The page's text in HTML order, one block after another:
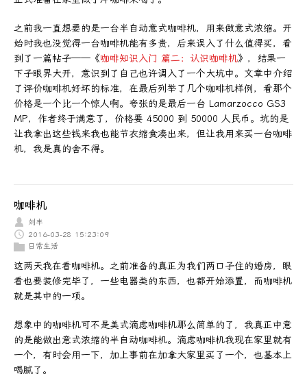
之前我一直想要的是一台半自动意式咖啡机，用来做意式浓缩。开
始时我也没觉得一台咖啡机能有多贵，后来误入了什么值得买，看
到了一篇帖子——《咖啡知识入门 篇二：认识咖啡机》，结果一
下子眼界大开，意识到了自己也许调入了一个大坑中。文章中介绍
了评价咖啡机好坏的标准，在最后列举了几个咖啡机样例，看那个
价格是一个比一个惊人啊。夸张的是最后一台 Lamarzocco GS3
MP，作者终于满意了，价格要 45000 到 50000 人民币。坑的是
让我拿出这些钱来我也能节衣缩食凑出来，但让我用来买一台咖啡
机，我是真的舍不得。
咖啡机
刘丰
2016-03-28 15:23:09
日常生活
这两天我在看咖啡机。之前准备的真正为我们两口子住的婚房，眼
看也要装修完毕了，一些电器类的东西，也都开始添置，而咖啡机
就是其中的一项。
想象中的咖啡机可不是美式滴虑咖啡机那么简单的了，我真正中意
的是能做出意式浓缩的半自动咖啡机。滴虑咖啡机我现在家里就有
一个，有时会用一下，加上事前在加拿大家里买了一个，也基本上
喝腻了。